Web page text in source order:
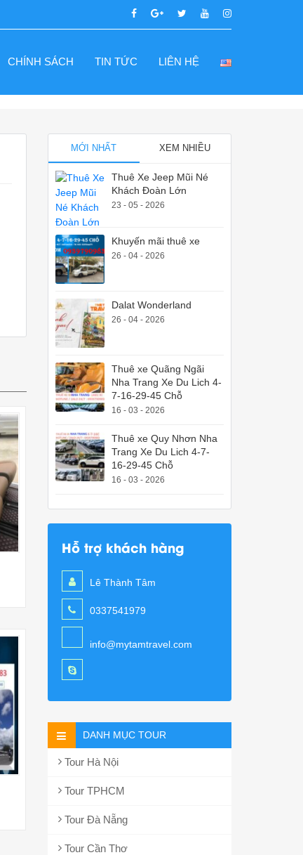
CHÍNH SÁCH TIN TỨC LIÊN HỆ
MỚI NHẤT XEM NHIỀU
Thuê Xe Jeep Mũi Né
Khách Đoàn Lớn
23 - 05 - 2026
Khuyến mãi thuê xe
26 - 04 - 2026
Dalat Wonderland
26 - 04 - 2026
Thuê xe Quãng Ngãi
Nha Trang Xe Du Lich 4-
7-16-29-45 Chỗ
16 - 03 - 2026
Thuê xe Quy Nhơn Nha
Trang Xe Du Lich 4-7-
16-29-45 Chỗ
16 - 03 - 2026
Hỗ trợ khách hàng
Lê Thành Tâm
0337541979
info@mytamtravel.com
DANH MỤC TOUR
Tour Hà Nội
Tour TPHCM
Tour Đà Nẵng
Tour Cần Thơ